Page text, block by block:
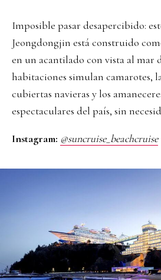
Imposible pasar desapercibido:
Jeongdongjin está construido
en un acantilado con vista al mar
habitaciones simulan camarotes,
cubiertas navieras y los
espectaculares del país, sin
Instagram: @suncruise_beachcruise